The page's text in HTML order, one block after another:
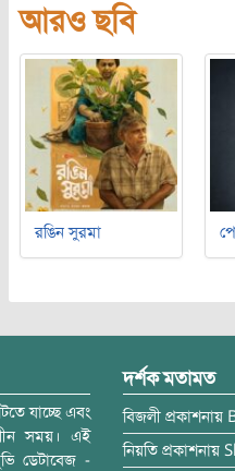
আরও ছবি
রঙিন সুরমা
যাচ্ছে এবং
সময়। এই
ডেটাবেজ -
দর্শক মতামত
বিজলী প্রকাশনায়
নিয়তি প্রকাশনায়